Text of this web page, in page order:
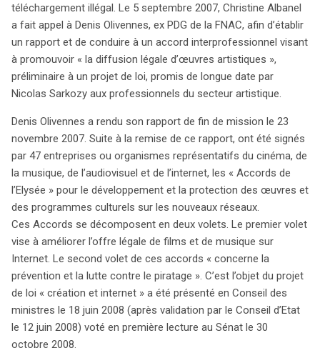
ministre de la Culture, a confié à Denis Olivennes la
mission d’élaborer un rapport destiné à promouvoir la
diffusion légale des œuvres artistiques. Ce rapport a
abouti à la signature des « Accords de l’Élysée » en
novembre 2007, réunissant 47 acteurs du cinéma, de la
musique et de l’internet, divisés en deux volets :
piratage. C’est dans ce cadre que la loi « Création et
Internet » a été présentée en juin 2008. Elle institue la
Haute Autorité pour la Diffusion des Œuvres et de la
Protection des droits sur Internet (HADOPI), chargée de
sanctionner le piratage, notamment le téléchargement
illégal via le peer-to-peer. Le dispositif prévoit une série
d’avertissements avant de potentiellement suspendre
l’accès à internet des contrevenants. Cependant, cette
loi suscite des interrogations, notamment sur le statut
de l’accès à Internet en tant que droit fondamental.
Christine Albanel défend une approche pédagogique
plutôt que répressive. Malgré les critiques, un obstacle
majeur persiste : l’amendement 138, qui impose un
recours judiciaire avant toute atteinte à un droit
téléchargement illégal. Le 5 septembre 2007, Christine Albanel
a fait appel à Denis Olivennes, ex PDG de la FNAC, afin d’établir
un rapport et de conduire à un accord interprofessionnel visant
à promouvoir « la diffusion légale d’œuvres artistiques »,
préliminaire à un projet de loi, promis de longue date par
Nicolas Sarkozy aux professionnels du secteur artistique.
Denis Olivennes a rendu son rapport de fin de mission le 23
novembre 2007. Suite à la remise de ce rapport, ont été signés
par 47 entreprises ou organismes représentatifs du cinéma, de
la musique, de l’audiovisuel et de l’internet, les « Accords de
l’Elysée » pour le développement et la protection des œuvres et
des programmes culturels sur les nouveaux réseaux.
Ces Accords se décomposent en deux volets. Le premier volet
vise à améliorer l’offre légale de films et de musique sur
Internet. Le second volet de ces accords « concerne la
prévention et la lutte contre le piratage ». C’est l’objet du projet
de loi « création et internet » a été présenté en Conseil des
ministres le 18 juin 2008 (après validation par le Conseil d’Etat
le 12 juin 2008) voté en première lecture au Sénat le 30
octobre 2008.